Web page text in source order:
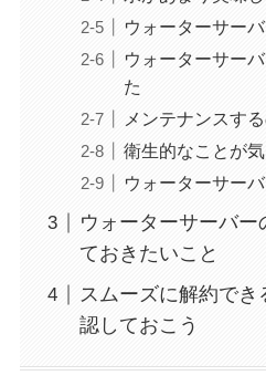
ウォーターサー
ウォーターサー
た
メンテナンスす
衛生的なことが
ウォーターサー
ウォーターサーバー
ておきたいこと
スムーズに解約で
認しておこう